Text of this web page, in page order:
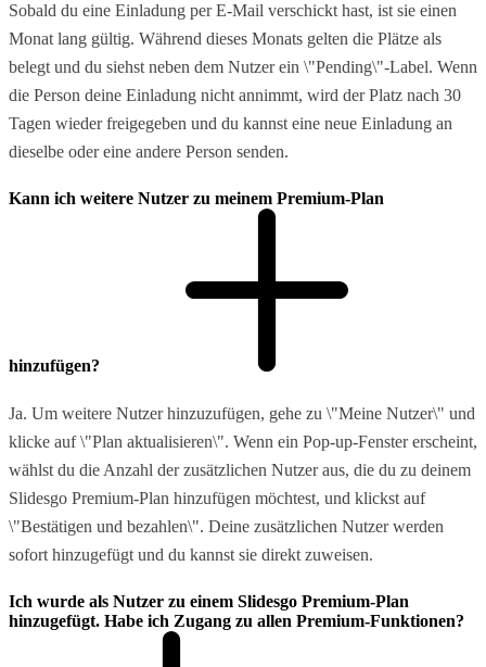
Sobald du eine Einladung per E-Mail verschickt hast, ist sie einen
Monat lang gültig. Während dieses Monats gelten die Plätze als
belegt und du siehst neben dem Nutzer ein \"Pending\"-Label. Wenn
die Person deine Einladung nicht annimmt, wird der Platz nach 30
Tagen wieder freigegeben und du kannst eine neue Einladung an
dieselbe oder eine andere Person senden.
Kann ich weitere Nutzer zu meinem Premium-Plan
hinzufügen?
Ja. Um weitere Nutzer hinzuzufügen, gehe zu \"Meine Nutzer\" und
klicke auf \"Plan aktualisieren\". Wenn ein Pop-up-Fenster erscheint,
wählst du die Anzahl der zusätzlichen Nutzer aus, die du zu deinem
Slidesgo Premium-Plan hinzufügen möchtest, und klickst auf
\"Bestätigen und bezahlen\". Deine zusätzlichen Nutzer werden
sofort hinzugefügt und du kannst sie direkt zuweisen.
Ich wurde als Nutzer zu einem Slidesgo Premium-Plan
hinzugefügt. Habe ich Zugang zu allen Premium-Funktionen?